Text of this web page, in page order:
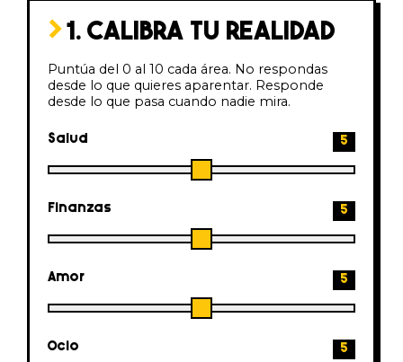
1. CALIBRA TU REALIDAD
Puntúa del 0 al 10 cada área. No respondas
desde lo que quieres aparentar. Responde
desde lo que pasa cuando nadie mira.
Salud 5
Finanzas 5
Amor 5
Ocio 5